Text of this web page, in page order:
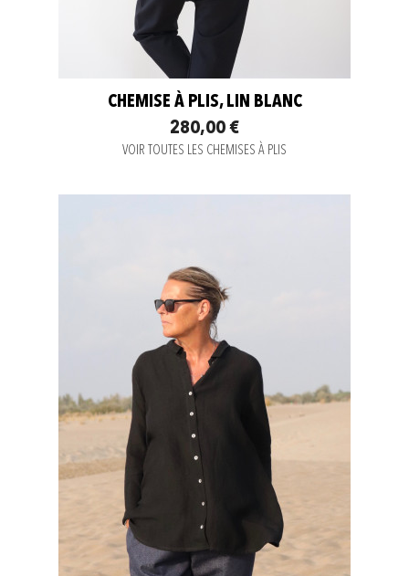
CHEMISE À PLIS, LIN BLANC
280,00 €
VOIR TOUTES LES CHEMISES À PLIS